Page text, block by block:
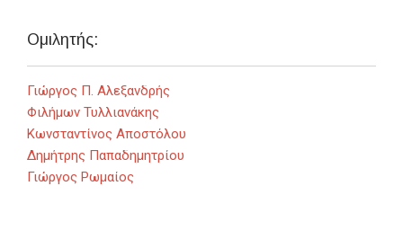
Ομιλητής:
Γιώργος Π. Αλεξανδρής
Φιλήμων Τυλλιανάκης
Κωνσταντίνος Αποστόλου
Δημήτρης Παπαδημητρίου
Γιώργος Ρωμαίος